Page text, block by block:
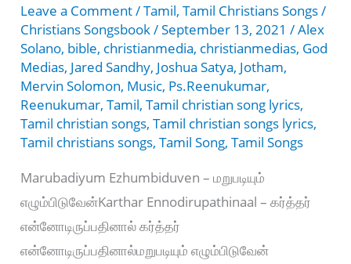
Leave a Comment/Tamil,Tamil Christians Songs/
Christians Songsbook/September 13, 2021/Alex
Solano, bible, christianmedia, christianmedias, God
Medias, Jared Sandhy, Joshua Satya, Jotham,
Mervin Solomon, Music, Ps.Reenukumar,
Reenukumar,Tamil,Tamil christian song lyrics,
Tamil christian songs,Tamil christian songs lyrics,
Tamil christians songs,Tamil Song,Tamil Songs
Marubadiyum Ezhumbiduven – மறுபடியும்
எழும்பிடுவேன்Karthar Ennodirupathinaal – கர்த்தர்
என்னோடிருப்பதினால் கர்த்தர்
என்னோடிருப்பதினால்மறுபடியும் எழும்பிடுவேன்